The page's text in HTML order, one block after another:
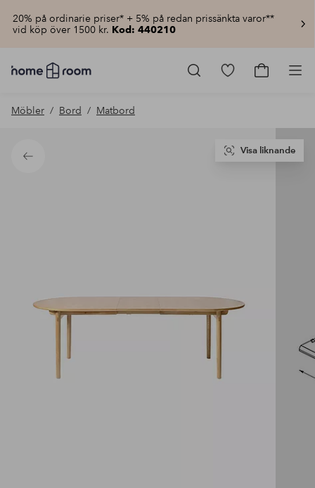
20% på ordinarie priser* + 5% på redan prissänkta varor**
vid köp över 1500 kr. Kod: 440210
Homeroom
–
hemmet
pris
Gå
Gå
Möbler Bord Matbord
Tillbaka
Visa liknande